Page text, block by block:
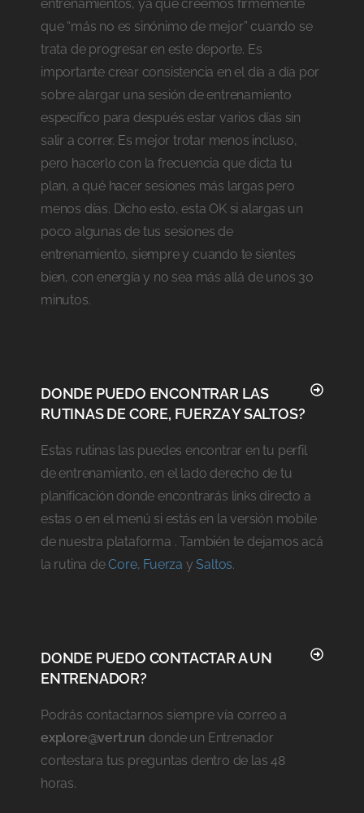
entrenamientos, ya que creemos firmemente
que “más no es sinónimo de mejor” cuando se
trata de progresar en este deporte. Es
importante crear consistencia en el día a día por
sobre alargar una sesión de entrenamiento
específico para después estar varios días sin
salir a correr. Es mejor trotar menos incluso,
pero hacerlo con la frecuencia que dicta tu
plan, a qué hacer sesiones más largas pero
menos días. Dicho esto, esta OK si alargas un
poco algunas de tus sesiones de
entrenamiento, siempre y cuando te sientes
bien, con energía y no sea más allá de unos 30
minutos.
DONDE PUEDO ENCONTRAR LAS
RUTINAS DE CORE, FUERZA Y SALTOS?
Estas rutinas las puedes encontrar en tu perfil
de entrenamiento, en el lado derecho de tu
planificación donde encontrarás links directo a
estas o en el menú si estás en la versión mobile
de nuestra plataforma . También te dejamos acá
la rutina deCore, Fuerza ySaltos.
DONDE PUEDO CONTACTAR A UN
ENTRENADOR?
Podrás contactarnos siempre vía correo a
explore@vert.run donde un Entrenador
contestara tus preguntas dentro de las 48
horas.